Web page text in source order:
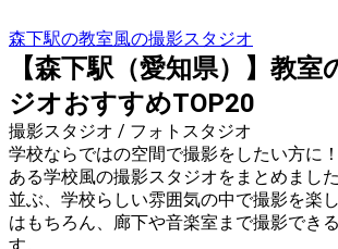
森下駅の教室風の撮影スタジオ
【森下駅（愛知県）】教室
ジオおすすめTOP20
撮影スタジオ / フォトスタジオ
学校ならではの空間で撮影をしたい方に
ある学校風の撮影スタジオをまとめまし
並ぶ、学校らしい雰囲気の中で撮影を楽
はもちろん、廊下や音楽室まで撮影でき